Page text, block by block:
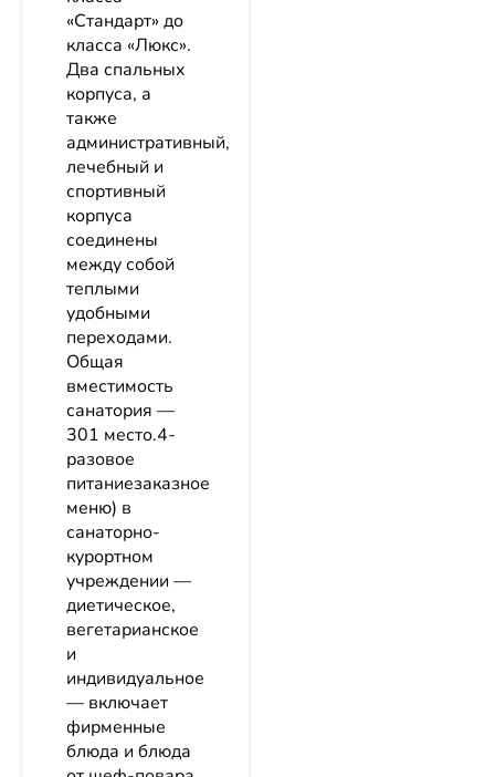
«Стандарт» до
класса «Люкс».
Два спальных
корпуса, а
также
административный,
лечебный и
спортивный
корпуса
соединены
между собой
теплыми
удобными
переходами.
Общая
вместимость
санатория —
301 место.4-
разовое
питаниезаказное
меню) в
санаторно-
курортном
учреждении —
диетическое,
вегетарианское
и
индивидуальное
— включает
фирменные
блюда и блюда